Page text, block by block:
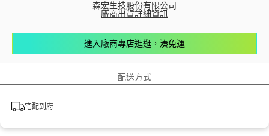
森宏生技股份有限公司
廠商出貨詳細資訊
進入廠商專店逛逛，湊免運
配送方式
宅配到府